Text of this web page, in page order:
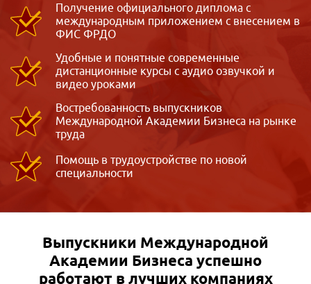
Получение официального диплома с
международным приложением с внесением в
ФИС ФРДО
Удобные и понятные современные
дистанционные курсы с аудио озвучкой и
видео уроками
Востребованность выпускников
Международной Академии Бизнеса на рынке
труда
Помощь в трудоустройстве по новой
специальности
Выпускники Международной
Академии Бизнеса успешно
работают в лучших компаниях